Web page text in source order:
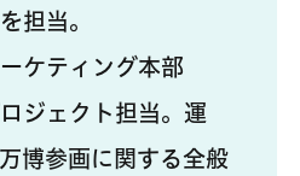
担当。
ケティング本部
ジェクト担当。運
博参画に関する全般